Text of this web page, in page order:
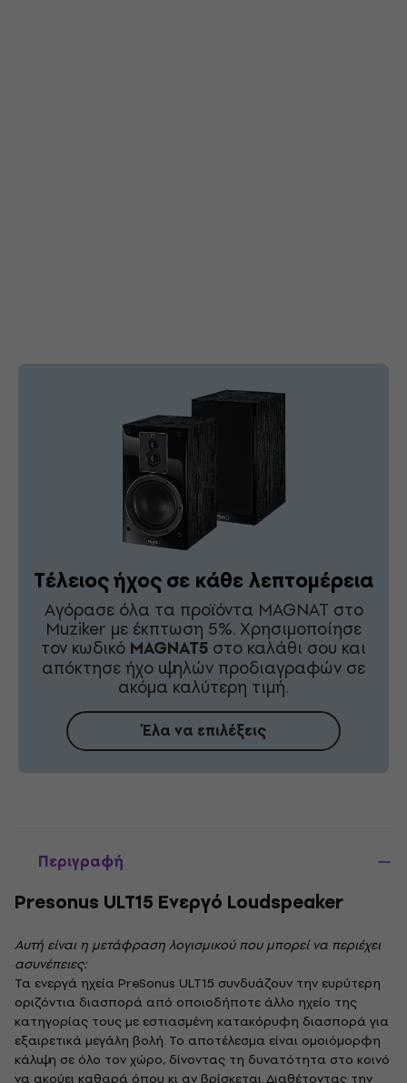
Τέλειος ήχος σε κάθε λεπτομέρεια
Αγόρασε όλα τα προϊόντα MAGNAT στο
Muziker με έκπτωση 5%. Χρησιμοποίησε
τον κωδικό MAGNAT5 στο καλάθι σου και
απόκτησε ήχο υψηλών προδιαγραφών σε
ακόμα καλύτερη τιμή.
Έλα να επιλέξεις
Περιγραφή
Presonus ULT15 Ενεργό Loudspeaker
Αυτή είναι η μετάφραση λογισμικού που μπορεί να περιέχει
ασυνέπειες:
Τα ενεργά ηχεία PreSonus ULT15 συνδυάζουν την ευρύτερη
οριζόντια διασπορά από οποιοδήποτε άλλο ηχείο της
κατηγορίας τους με εστιασμένη κατακόρυφη διασπορά για
εξαιρετικά μεγάλη βολή. Το αποτέλεσμα είναι ομοιόμορφη
κάλυψη σε όλο τον χώρο, δίνοντας τη δυνατότητα στο κοινό